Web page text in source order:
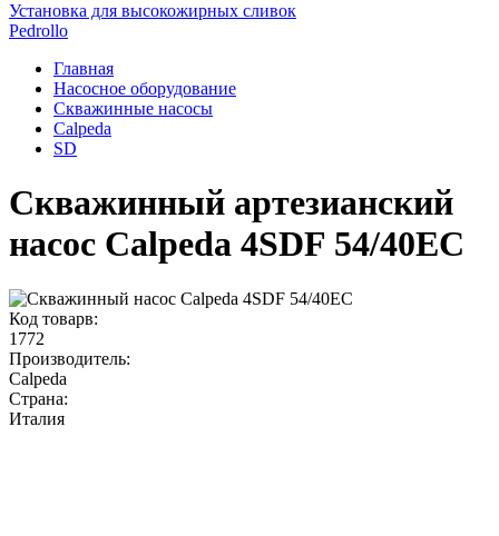
Установка для высокожирных сливок
Pedrollo
Главная
Насосное оборудование
Скважинные насосы
Calpeda
SD
Скважинный артезианский
насос Calpeda 4SDF 54/40EC
Код товарв:
1772
Производитель:
Calpeda
Страна:
Италия